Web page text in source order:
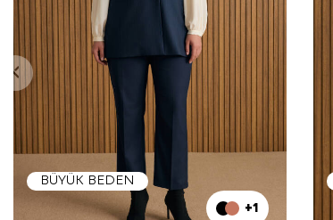
BÜYÜK BEDEN
+1